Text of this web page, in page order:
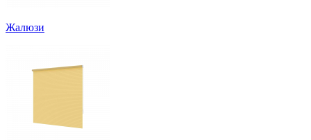
Жалюзи